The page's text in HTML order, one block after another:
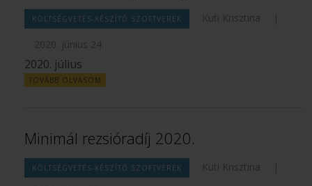
KÖLTSÉGVETÉS-KÉSZÍTŐ SZOFTVEREK Kuti Krisztina
|
2020. június 24.
2020. július
TOVÁBB OLVASOM
Minimál rezsióradíj 2020.
KÖLTSÉGVETÉS-KÉSZÍTŐ SZOFTVEREK Kuti Krisztina
|